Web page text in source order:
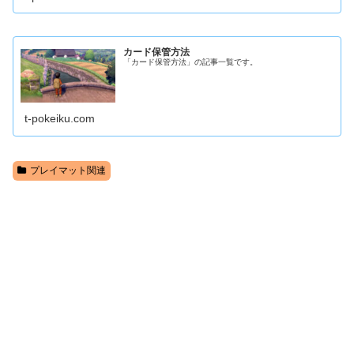
カード保管方法
「カード保管方法」の記事一覧です。
t-pokeiku.com
プレイマット関連